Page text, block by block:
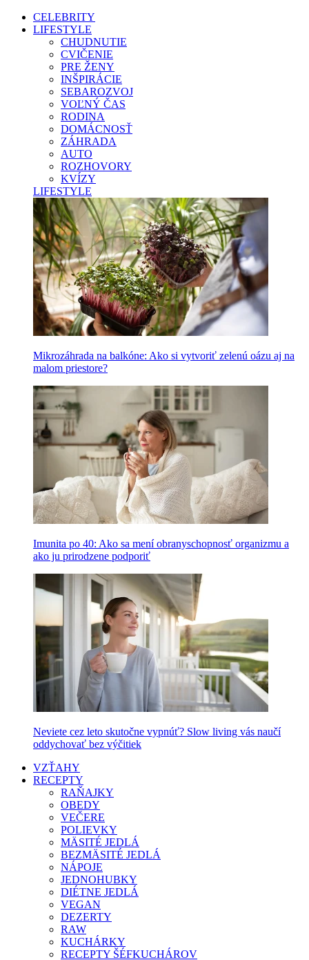
CELEBRITY
LIFESTYLE
CHUDNUTIE
CVIČENIE
PRE ŽENY
INŠPIRÁCIE
SEBAROZVOJ
VOĽNÝ ČAS
RODINA
DOMÁCNOSŤ
ZÁHRADA
AUTO
ROZHOVORY
KVÍZY
LIFESTYLE
Mikrozáhrada na balkóne: Ako si vytvoriť zelenú oázu aj na
malom priestore?
Imunita po 40: Ako sa mení obranyschopnosť organizmu a
ako ju prirodzene podporiť
Neviete cez leto skutočne vypnúť? Slow living vás naučí
oddychovať bez výčitiek
VZŤAHY
RECEPTY
RAŇAJKY
OBEDY
VEČERE
POLIEVKY
MÄSITÉ JEDLÁ
BEZMÄSITÉ JEDLÁ
NÁPOJE
JEDNOHUBKY
DIÉTNE JEDLÁ
VEGAN
DEZERTY
RAW
KUCHÁRKY
RECEPTY ŠÉFKUCHÁROV